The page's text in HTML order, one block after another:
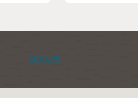
联系销售